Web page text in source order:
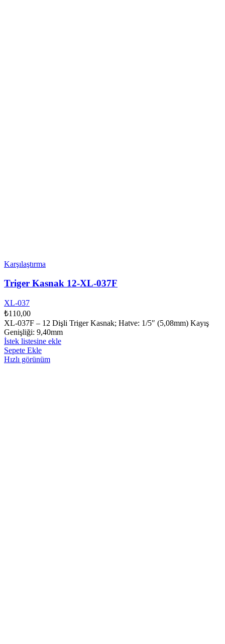
Karşılaştırma
Triger Kasnak 12-XL-037F
XL-037
₺110,00
XL-037F – 12 Dişli Triger Kasnak; Hatve: 1/5″ (5,08mm) Kayış
Genişliği: 9,40mm
İstek listesine ekle
Sepete Ekle
Hızlı görünüm